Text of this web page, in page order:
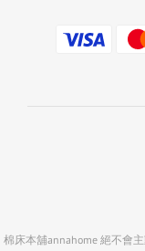
棉床本舖annahome 絕不會